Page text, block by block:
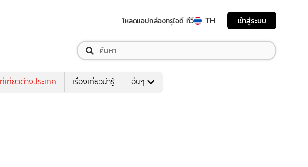
โหลดแอปกล่องทรูไอดี ทีวี TH เข้าสู่ระบบ
ที่เที่ยวต่างประเทศ เรื่องเที่ยวน่ารู้ อื่นๆ